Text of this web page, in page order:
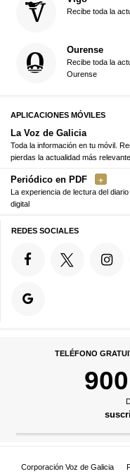
Recibe toda la
Ourense
Recibe toda la
Ourense
APLICACIONES MÓVILES
La Voz de Galicia
Toda la información en tu móvil.
pierdas la actualidad más relevante
Periódico en PDF
La experiencia de lectura del
digital
REDES SOCIALES
TELÉFONO
Corporación Voz de Galicia